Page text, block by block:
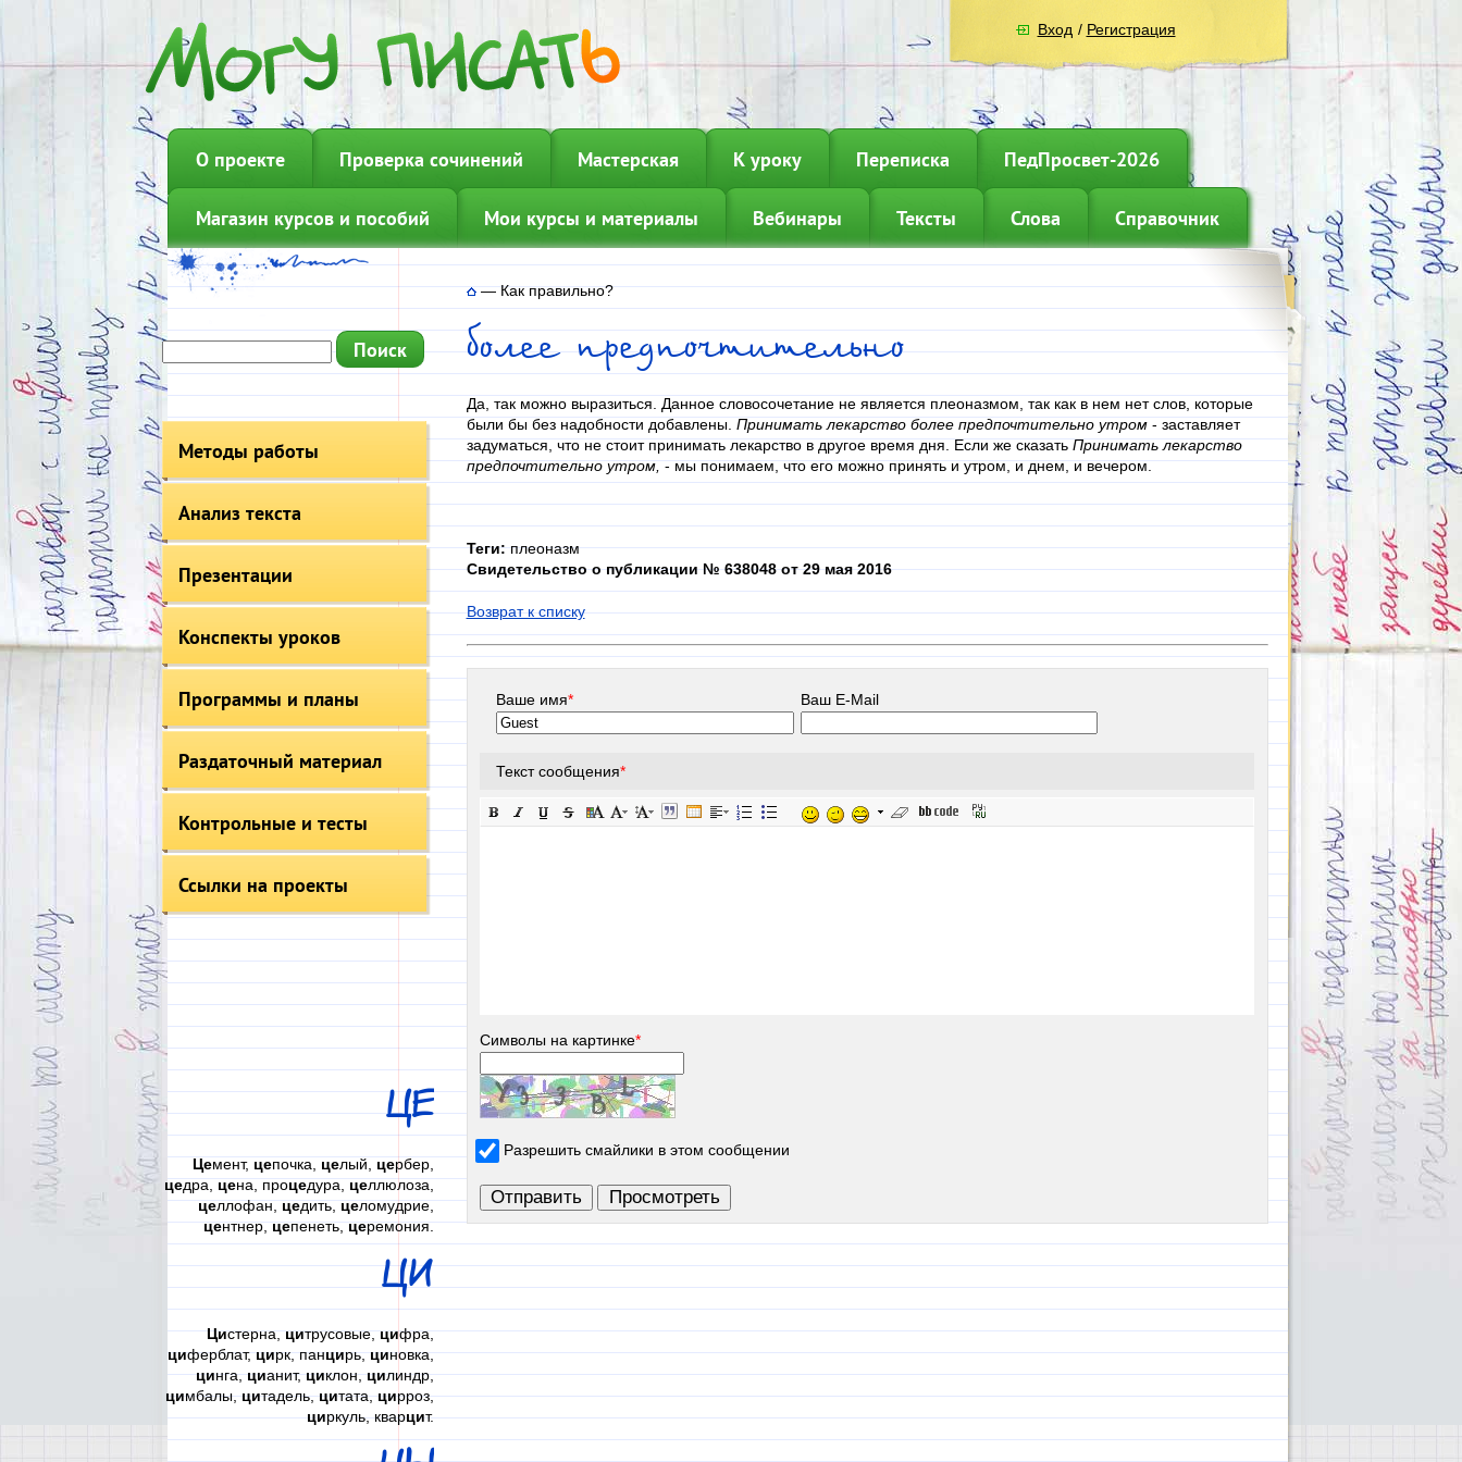
Вход / Регистрация
О проекте Проверка сочинений Мастерская К уроку Переписка ПедПросвет-2026
Магазин курсов и пособий Мои курсы и материалы Вебинары Тексты Слова Справочник
Методы работы
Анализ текста
Презентации
Конспекты уроков
Программы и планы
Раздаточный материал
Контрольные и тесты
Ссылки на проекты
ЦЕ
Цемент, цепочка, целый, цербер,
цедра,цена, процедура,целлюлоза,
целлофан,цедить,целомудрие,
центнер,цепенеть,церемония.
ЦИ
Цистерна,цитрусовые,цифра,
циферблат,цирк, панцирь,циновка,
цинга,цианит,циклон,цилиндр,
цимбалы,цитадель,цитата,цирроз,
циркуль, кварцит.
—Как правильно?
более предпочтительно
Да, так можно выразиться. Данное словосочетание не является плеоназмом, так как в нем нет слов, которые
были бы без надобности добавлены. Принимать лекарство более предпочтительно утром- заставляет
задуматься, что не стоит принимать лекарство в другое время дня. Если же сказатьПринимать лекарство
предпочтительно утром,- мы понимаем, что его можно принять и утром, и днем, и вечером.
Теги:плеоназм
Свидетельство о публикации № 638048 от 29 мая 2016
Возврат к списку
Ваше имя* Ваш E-Mail
Текст сообщения*
Символы на картинке*
Разрешить смайлики в этом сообщении